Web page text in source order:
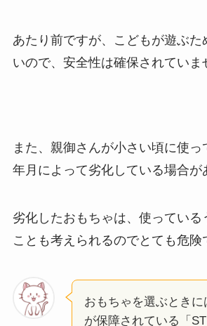
あたり前ですが、こどもが遊ぶた
いので、安全性は確保されていま
また、親御さんが小さい頃に使っ
年月によって劣化している場合が
劣化したおもちゃは、使っている
ことも考えられるのでとても危険
おもちゃを選ぶときに
が保障されている「